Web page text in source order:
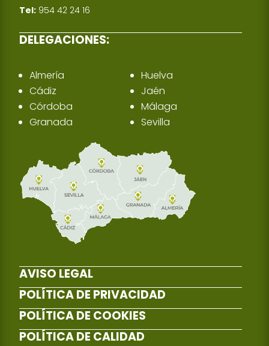
Tel: 954 42 24 16
DELEGACIONES:
Almería
Cádiz
Córdoba
Granada
Huelva
Jaén
Málaga
Sevilla
AVISO LEGAL
POLÍTICA DE PRIVACIDAD
POLÍTICA DE COOKIES
POLÍTICA DE CALIDAD